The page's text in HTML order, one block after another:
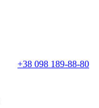
+38 098 189-88-80